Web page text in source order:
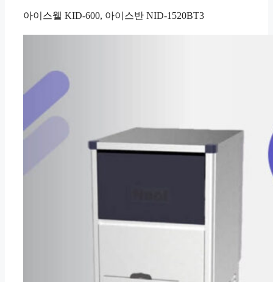
아이스웰 KID-600, 아이스반 NID-1520BT3